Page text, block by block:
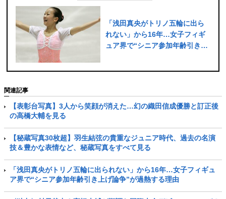
「浅田真央がトリノ五輪に出ら
れない」から16年…女子フィギ
ュア界で“シニア参加年齢引き上
関連記事
【表彰台写真】3人から笑顔が消えた…幻の織田信成優勝と訂正後
の高橋大輔を見る
【秘蔵写真30枚超】羽生結弦の貴重なジュニア時代、過去の名演
技＆豊かな表情など、秘蔵写真をすべて見る
「浅田真央がトリノ五輪に出られない」から16年…女子フィギュ
ア界で“シニア参加年齢引き上げ論争”が過熱する理由